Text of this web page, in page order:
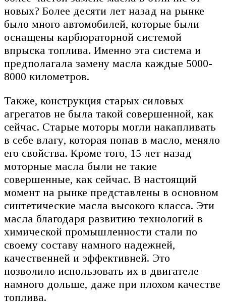
новых? Более десяти лет назад на рынке
было много автомобилей, которые были
оснащены карбюраторной системой
впрыска топлива. Именно эта система и
предполагала замену масла каждые 5000-
8000 километров.
Также, конструкция старых силовых
агрегатов не была такой совершенной, как
сейчас. Старые моторы могли накапливать
в себе влагу, которая попав в масло, меняло
его свойства. Кроме того, 15 лет назад
моторные масла были не такие
совершенные, как сейчас. В настоящий
момент на рынке представлены в основном
синтетические масла высокого класса. Эти
масла благодаря развитию технологий в
химической промышленности стали по
своему составу намного надежней,
качественней и эффективней. Это
позволило использовать их в двигателе
намного дольше, даже при плохом качестве
топлива.